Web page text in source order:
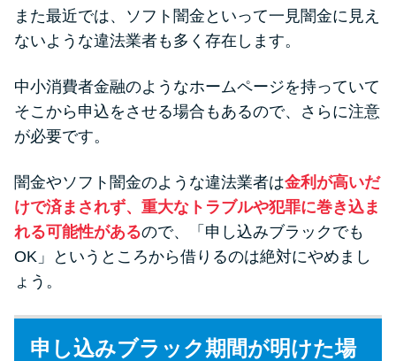
また最近では、ソフト闇金といって一見闇金に見え
ないような違法業者も多く存在します。
中小消費者金融のようなホームページを持っていて
そこから申込をさせる場合もあるので、さらに注意
が必要です。
闇金やソフト闇金のような違法業者は金利が高いだ
けで済まされず、重大なトラブルや犯罪に巻き込ま
れる可能性があるので、「申し込みブラックでも
OK」というところから借りるのは絶対にやめまし
ょう。
申し込みブラック期間が明けた場